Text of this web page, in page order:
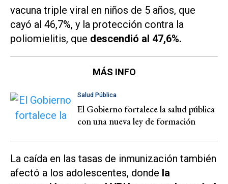
vacuna triple viral en niños de 5 años, que
cayó al 46,7%, y la protección contra la
poliomielitis, que descendió al 47,6%.
MÁS INFO
Salud Pública
El Gobierno fortalece la salud pública
con una nueva ley de formación
La caída en las tasas de inmunización también
afectó a los adolescentes, donde la